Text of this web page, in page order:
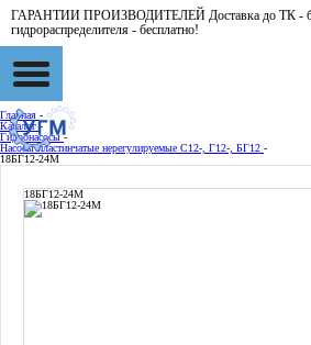
ГАРАНТИИ ПРОИЗВОДИТЕЛЕЙ Доставка до ТК -
гидрораспределителя - бесплатно!
Главная -
Каталог -
Гидронасосы -
Насосы пластинчатые нерегулируемые С12-, Г12-, БГ12 -
18БГ12-24М
18БГ12-24М